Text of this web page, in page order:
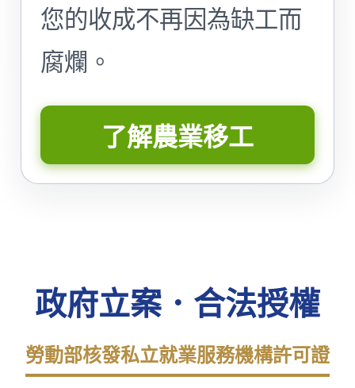
您的收成不再因為缺工而
腐爛。
了解農業移工
政府立案．合法授權
勞動部核發私立就業服務機構許可證